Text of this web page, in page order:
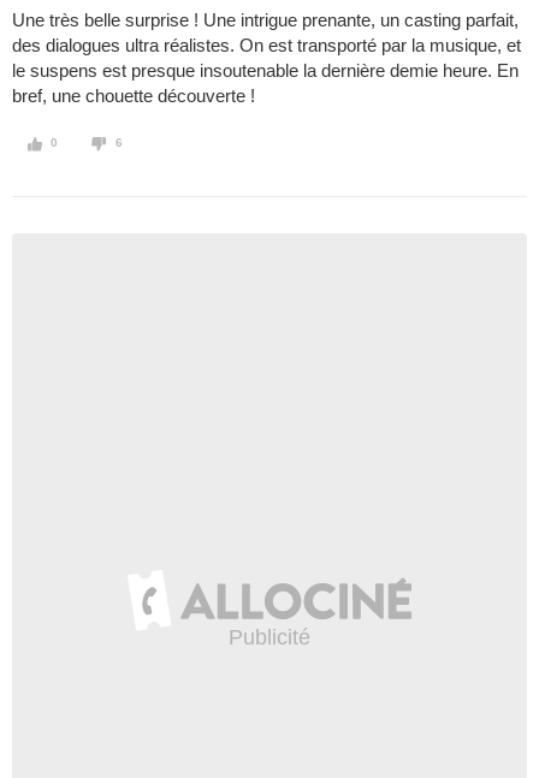
Une très belle surprise ! Une intrigue prenante, un casting parfait,
des dialogues ultra réalistes. On est transporté par la musique, et
le suspens est presque insoutenable la dernière demie heure. En
bref, une chouette découverte !
0 6